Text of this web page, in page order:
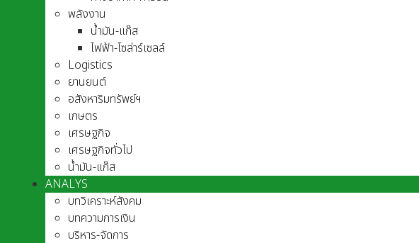
พลังงาน
น้ำมัน-แก๊ส
ไฟฟ้า-โซล่าร์เซลล์
Logistics
ยานยนต์
อสังหาริมทรัพย์ฯ
เกษตร
เศรษฐกิจ
เศรษฐกิจทั่วไป
น้ำมัน-แก๊ส
ANALYS
บทวิเคราะห์สังคม
บทความการเงิน
บริหาร-จัดการ